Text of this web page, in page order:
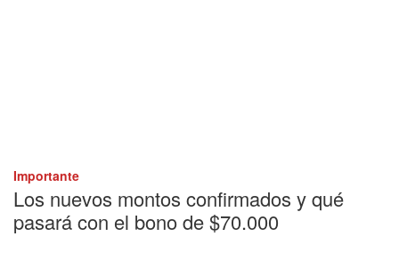
Importante
Los nuevos montos confirmados y qué
pasará con el bono de $70.000